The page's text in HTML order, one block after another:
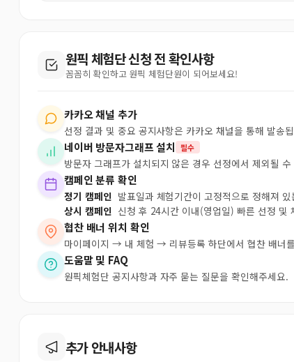
원픽 체험단 신청 전 확인사항
꼼꼼히 확인하고 원픽 체험단원이 되어보세요!
카카오 채널 추가
선정 결과 및 중요 공지사항은 카카오 채널을 통해 발송
네이버 방문자그래프 설치 필수
방문자 그래프가 설치되지 않은 경우 선정에서 제외될
캠페인 분류 확인
정기 캠페인 발표일과 체험기간이 고정적으로 정해져 있
상시 캠페인 신청 후 24시간 이내(영업일) 빠른 선정 및
협찬 배너 위치 확인
마이페이지 → 내 체험 → 리뷰등록 하단에서 협찬 배너
도움말 및 FAQ
원픽체험단 공지사항과 자주 묻는 질문을 확인해주세요.
추가 안내사항